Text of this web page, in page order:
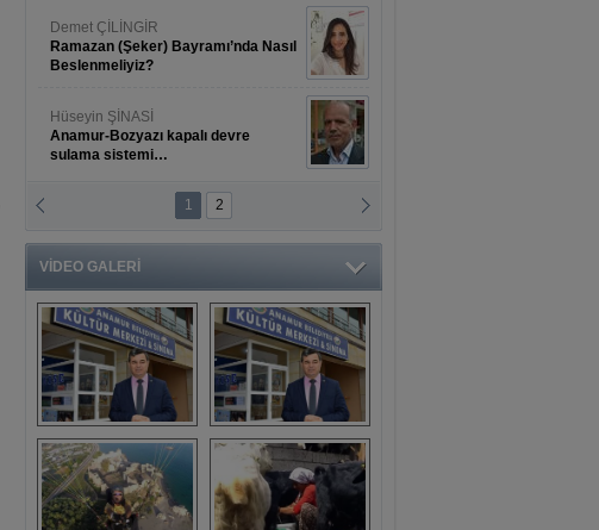
1 2
VİDEO GALERİ
Başkan Türe'den
sansür açıklaması
Mahsun
Kırmızıgül’ün
filmine başkan
Mehmet Türe’den
sansür!